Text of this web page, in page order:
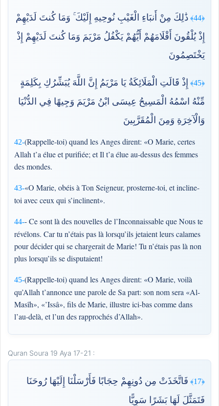
42-(Rappelle-toi) quand les Anges dirent: «O Marie, certes
Allah t’a élue et purifiée; et Il t’a élue au-dessus des femmes
des mondes.
43-«O Marie, obéis à Ton Seigneur, prosterne-toi, et incline-
toi avec ceux qui s’inclinent».
﴿44﴾
ذَٰلِكَ مِنْ أَنبَاءِ الْغَيْبِ نُوحِيهِ إِلَيْكَ ۚ وَمَا كُنتَ لَدَيْهِمْ
إِذْ يُلْقُونَ أَقْلَامَهُمْ أَيُّهُمْ يَكْفُلُ مَرْيَمَ وَمَا كُنتَ لَدَيْهِمْ إِذْ
يَخْتَصِمُونَ
44-- Ce sont là des nouvelles de l’Inconnaissable que Nous te
révélons. Car tu n’étais pas là lorsqu’ils jetaient leurs calames
pour décider qui se chargerait de Marie! Tu n’étais pas là non
plus lorsqu’ils se disputaient!
﴿45﴾
إِذْ قَالَتِ الْمَلَائِكَةُ يَا مَرْيَمُ إِنَّ اللَّهَ يُبَشِّرُكِ بِكَلِمَةٍ
مِّنْهُ اسْمُهُ الْمَسِيحُ عِيسَى ابْنُ مَرْيَمَ وَجِيهًا فِي الدُّنْيَا
وَالْآخِرَةِ وَمِنَ الْمُقَرَّبِينَ
45-(Rappelle-toi) quand les Anges dirent: «O Marie, voilà
qu’Allah t’annonce une parole de Sa part: son nom sera «Al-
Masîh», «’Issâ», fils de Marie, illustre ici-bas comme dans
l’au-delà, et l’un des rapprochés d’Allah».
Quran Soura 19 Aya 17-21 :
﴿17﴾
فَاتَّخَذَتْ مِن دُونِهِمْ حِجَابًا فَأَرْسَلْنَا إِلَيْهَا رُوحَنَا
فَتَمَثَّلَ لَهَا بَشَرًا سَوِيًّا